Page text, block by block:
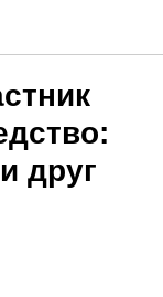
друг